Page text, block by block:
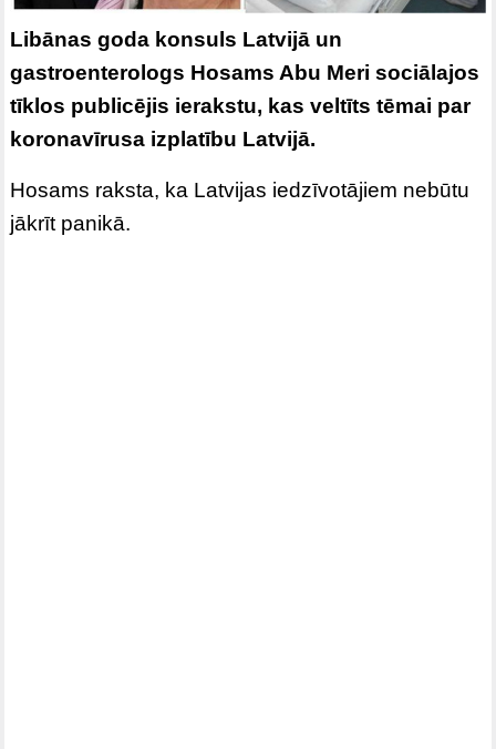
Libānas goda konsuls Latvijā un
gastroenterologs Hosams Abu Meri sociālajos
tīklos publicējis ierakstu, kas veltīts tēmai par
koronavīrusa izplatību Latvijā.
Hosams raksta, ka Latvijas iedzīvotājiem nebūtu
jākrīt panikā.